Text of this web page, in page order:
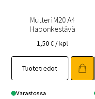
Mutteri M20 A4
Haponkestävä
1,50€ / kpl
Tuotetiedot
Varastossa